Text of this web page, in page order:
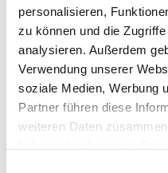
personalisieren,
zu können und die
analysieren. Außerdem
Verwendung unserer
soziale Medien, Werbung
Partner führen diese
weiteren Daten
Geschäftsführer:
Umsatzsteuer-ID:
Rechtlicher
Die EU hat ein
von Streitigkeiten